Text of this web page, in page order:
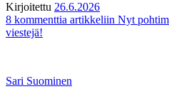
Kirjoitettu 26.6.2026
8 kommenttia artikkeliin Nyt
viestejä!
Sari Suominen